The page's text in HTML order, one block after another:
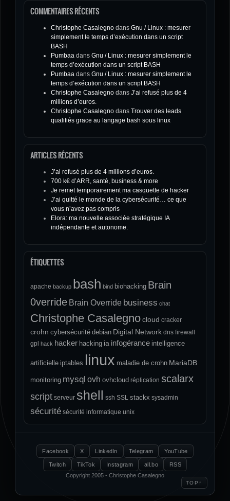
COMMENTAIRES RÉCENTS
Christophe Casalegno dans Gnu / Linux : mesurer
simplement le temps d’exécution dans un script
BASH
Pumbaa dans Gnu / Linux : mesurer simplement le
temps d’exécution dans un script BASH
Pumbaa dans Gnu / Linux : mesurer simplement le
temps d’exécution dans un script BASH
Christophe Casalegno dans J’ai refusé plus de 4
millions d’euros.
Christophe Casalegno dans Trouver des leads
qualifiés grace au langage bash sous linux
ARTICLES RÉCENTS
J’ai refusé plus de 4 millions d’euros.
700 k€ d’ARR, santé, business & more
Je remet temporairement ma casquette de hacker
J’ai quitté le monde de la cybersécurité… ce que
vous n’avez pas compris
Elora: ma nouvelle associée stratégique IA
indépendante et autonome.
ÉTIQUETTES
apache backup bash bind biohacking Brain
0verride Brain Override business chat
Christophe Casalegnocloud cracker
crohn cybersécurité debian Digital Network dns firewall
gpl hack hacker hacking ia infogérance intelligence
artificielle iptables linux maladie de crohn MariaDB
monitoring mysql ovh ovhcloud réplication scalarx
script serveur shell ssh SSL stackx sysadmin
sécurité sécurité informatique unix
Facebook X LinkedIn Telegram YouTube
Twitch TikTok Instagram all.bo
RSS
Copyright 2005 - Christophe Casalegno
TOP ↑